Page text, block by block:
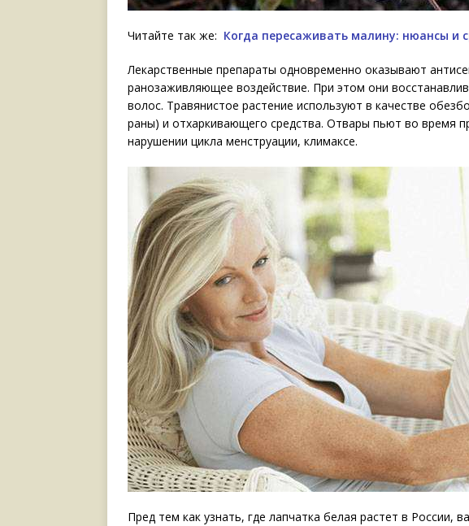
Читайте так же: Когда пересаживать малину: нюансы и
Лекарственные препараты одновременно оказывают
ранозаживляющее воздействие. При этом они
волос. Травянистое растение используют в качестве
раны) и отхаркивающего средства. Отвары пьют во время
нарушении цикла менструации, климаксе.
Пред тем как узнать, где лапчатка белая растет в России,